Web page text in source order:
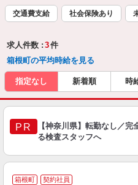
交通費支給 社会保険あり
求人件数 : 3件
箱根町の平均時給を見る
指定なし 新着順 時
PR
【神奈川県】転勤なし／
る検査スタッフへ
箱根町 契約社員